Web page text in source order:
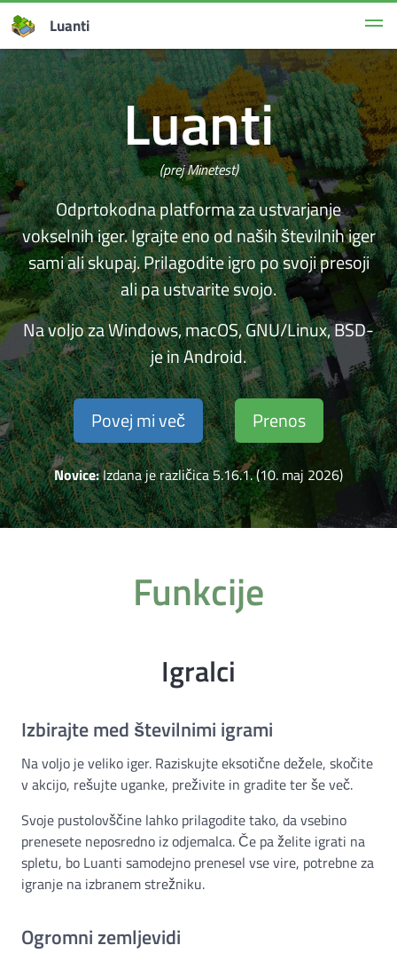
Luanti
Luanti
(prej Minetest)
Odprtokodna platforma za ustvarjanje
vokselnih iger. Igrajte eno od naših številnih iger
sami ali skupaj. Prilagodite igro po svoji presoji
ali pa ustvarite svojo.
Na voljo za Windows, macOS, GNU/Linux, BSD-
je in Android.
Povej mi več Prenos
Novice:Izdana je različica 5.16.1. (10. maj 2026)
Funkcije
Igralci
Izbirajte med številnimi igrami
Na voljo je veliko iger. Raziskujte eksotične dežele, skočite
v akcijo, rešujte uganke, preživite in gradite ter še več.
Svoje pustolovščine lahko prilagodite tako, da vsebino
prenesete neposredno iz odjemalca. Če pa želite igrati na
spletu, bo Luanti samodejno prenesel vse vire, potrebne za
igranje na izbranem strežniku.
Ogromni zemljevidi